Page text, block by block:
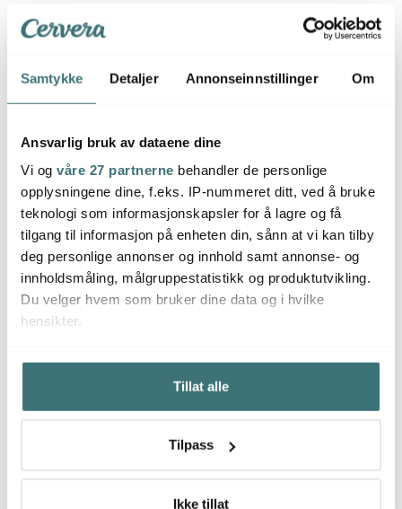
Samtykke Detaljer Annonseinnstillinger Om
Ansvarlig bruk av dataene dine
Vi og våre 27 partnerne behandler de personlige
opplysningene dine, f.eks. IP-nummeret ditt, ved å bruke
teknologi som informasjonskapsler for å lagre og få
tilgang til informasjon på enheten din, sånn at vi kan tilby
deg personlige annonser og innhold samt annonse- og
innholdsmåling, målgruppestatistikk og produktutvikling.
Du velger hvem som bruker dine data og i hvilke
hensikter.
Hvis du gir oss lov, vil vi også gjerne:
Innhente informasjon om den geografiske
beliggenheten din, som kan være nøyaktig innenfor
Identifisere enheten din ved å aktivt skanne den for
kan du lese om hvordan dine personlige
Tillat alle
Tilpass
Ikke tillat
Mepal
Vita vannflaske 0,5L
vivid mauve
249 kr
På lager
Muubs
Vita salt- og
pepperbøsse 8,5 cm lys
rosa
236 kr 314 kr
25%
På lager
Du kanskje også liker